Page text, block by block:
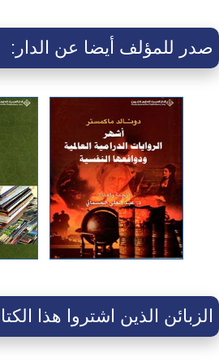
صدر للمؤلف أيضا عن الدار:
الزبائن الذين اشتروا هذا